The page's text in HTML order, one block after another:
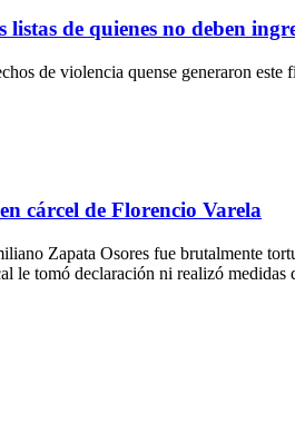
de quienes no deben
de violencia quense generaron
cárcel de Florencio Varela
Zapata Osores fue brutalmente
le tomó declaración ni realizó medidas